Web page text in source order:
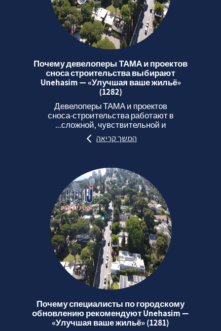
Почему девелоперы ТАМА и проектов
сноса строительства выбирают
Unehasim — «Улучшая ваше жильё»
(1282)
Девелоперы ТАМА и проектов
сноса‑строительства работают в
сложной, чувствительной и...
המשך קריאה
Почему специалисты по городскому
обновлению рекомендуют Unehasim —
«Улучшая ваше жильё» (1281)